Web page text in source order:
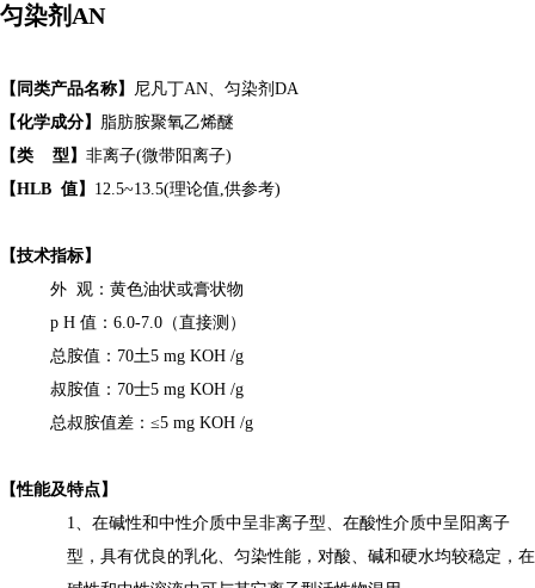
匀染剂 AN
【 同类产品名称】 尼凡丁AN、 匀染剂 DA
【化学成分】 脂肪胺聚氧乙烯醚
【类 型 】 非离子(微带阳离子)
【HLB 值】 12.5~13.5(理论值,供参考)
【技术指标】
外 观：黄色油状或膏状物
p H 值： 6.0-7.0 （直接测）
总胺值： 70土5 mg KOH /g
叔胺值： 70士5 mg KOH /g
总叔胺值差： ≤5 mg KOH /g
【性能及特点】
1、在碱性和中性介质中呈非离子型、在酸性介质中呈阳离子
型，具有优良的乳化、匀染性能，对酸、碱和硬水均较稳定，在